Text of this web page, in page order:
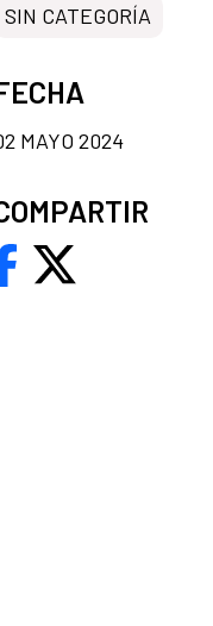
SIN CATEGORÍA
MAYO 2024